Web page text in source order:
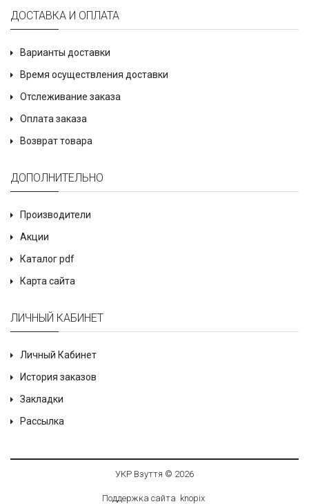
ДОСТАВКА И ОПЛАТА
Варианты доставки
Время осуществления доставки
Отслеживание заказа
Оплата заказа
Возврат товара
ДОПОЛНИТЕЛЬНО
Производители
Акции
Каталог pdf
Карта сайта
ЛИЧНЫЙ КАБИНЕТ
Личный Кабинет
История заказов
Закладки
Рассылка
УКР Взуття © 2026
Поддержка сайта knopix